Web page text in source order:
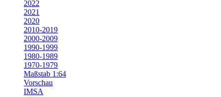
2022
2021
2020
2010-2019
2000-2009
1990-1999
1980-1989
1970-1979
Maßstab 1:64
Vorschau
IMSA